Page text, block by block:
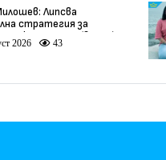
Липсва
стратегия за
на културата (видео)
2026 43